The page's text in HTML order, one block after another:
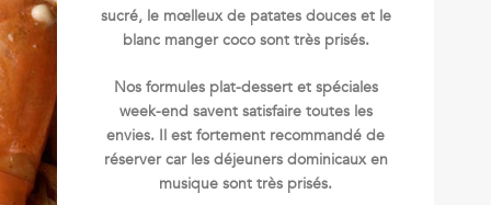
sucré, le mœlleux de patates douces et le
blanc manger coco sont très prisés.
Nos formules plat-dessert et spéciales
week-end savent satisfaire toutes les
envies. Il est fortement recommandé de
réserver car les déjeuners dominicaux en
musique sont très prisés.